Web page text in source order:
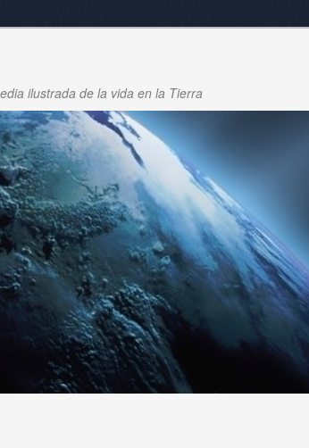
ilustrada de la vida en la Tierra